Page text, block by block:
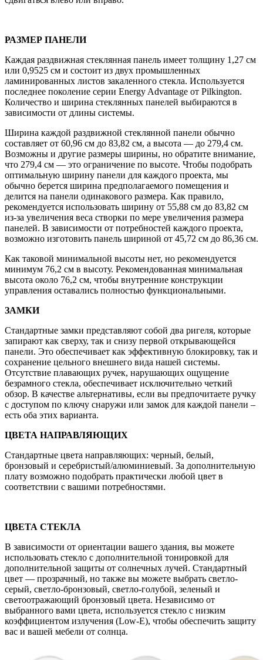
РАЗМЕР ПАНЕЛИ
Каждая раздвижная стеклянная панель имеет толщину 1,27 см
или 0,9525 см и состоит из двух промышленных
ламинированных листов закаленного стекла. Используется
последнее поколение серии Energy Advantage от Pilkington.
Количество и ширина стеклянных панелей выбираются в
зависимости от длины системы.
Ширина каждой раздвижной стеклянной панели обычно
составляет от 60,96 см до 83,82 см, а высота — до 279,4 см.
Возможны и другие размеры ширины, но обратите внимание,
что 279,4 см — это ограничение по высоте. Чтобы подобрать
оптимальную ширину панели для каждого проекта, мы
обычно берется ширина предполагаемого помещения и
делится на панели одинакового размера. Как правило,
рекомендуется использовать ширину от 55,88 см до 83,82 см
из-за увеличения веса створки по мере увеличения размера
панелей. В зависимости от потребностей каждого проекта,
возможно изготовить панель шириной от 45,72 см до 86,36 см.
Как таковой минимальной высоты нет, но рекомендуется
минимум 76,2 см в высоту. Рекомендованная минимальная
высота около 76,2 см, чтобы внутренние конструкции
управления оставались полностью функциональными.
ЗАМКИ
Стандартные замки представляют собой два ригеля, которые
запирают как сверху, так и снизу первой открывающейся
панели. Это обеспечивает как эффективную блокировку, так и
сохранение цельного внешнего вида нашей системы.
Отсутствие плавающих ручек, нарушающих ощущение
безрамного стекла, обеспечивает исключительно четкий
обзор. В качестве альтернативы, если вы предпочитаете ручку
с доступом по ключу снаружи или замок для каждой панели –
есть оба этих варианта.
ЦВЕТА НАПРАВЛЯЮЩИХ
Стандартные цвета направляющих: черный, белый,
бронзовый и серебристый/алюминиевый. За дополнительную
плату возможно подобрать практически любой цвет в
соответствии с вашими потребностями.
ЦВЕТА СТЕКЛА
В зависимости от ориентации вашего здания, вы можете
использовать стекло с дополнительной тонировкой для
дополнительной защиты от солнечных лучей. Стандартный
цвет — прозрачный, но также вы можете выбрать светло-
серый, светло-бронзовый, светло-голубой, зеленый и
светоотражающий бронзовый цвета. Независимо от
выбранного вами цвета, используется стекло с низким
коэффициентом излучения (Low-E), чтобы обеспечить защиту
вас и вашей мебели от солнца.